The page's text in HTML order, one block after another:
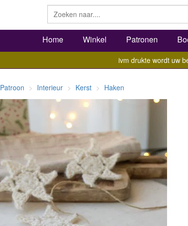
Home Winkel Patronen
ivm drukte wordt uw
Patroon Interieur Kerst Haken